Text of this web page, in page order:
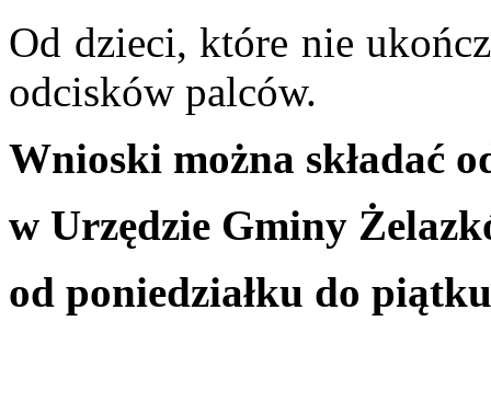
Od dzieci, które nie
odcisków palców.
Wnioski można składać
w Urzędzie Gminy
od poniedziałku do